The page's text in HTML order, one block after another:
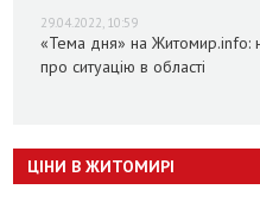
29.04.2022, 10:59
«Тема дня» на Житомир.info:
про ситуацію в області
ЦІНИ В ЖИТОМИРІ